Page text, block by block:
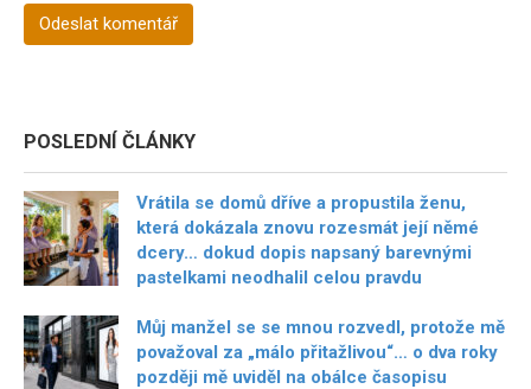
POSLEDNÍ ČLÁNKY
Vrátila se domů dříve a propustila ženu,
která dokázala znovu rozesmát její němé
dcery… dokud dopis napsaný barevnými
pastelkami neodhalil celou pravdu
Můj manžel se se mnou rozvedl, protože mě
považoval za „málo přitažlivou“… o dva roky
později mě uviděl na obálce časopisu